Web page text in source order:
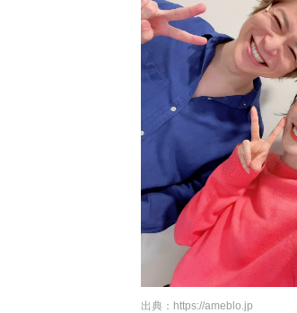
出典： https://ameblo.jp